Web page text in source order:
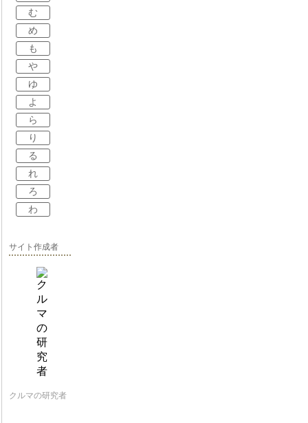
む
め
も
や
ゆ
よ
ら
り
る
れ
ろ
わ
サイト作成者
クルマの研究者